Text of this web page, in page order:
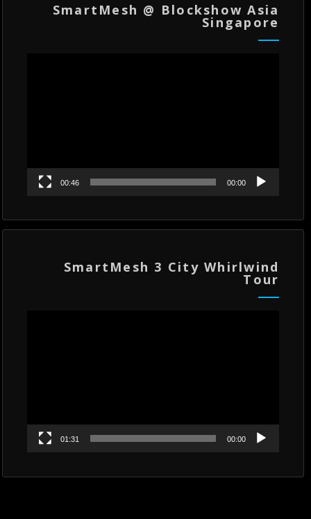
SmartMesh @ Blockshow Asia
Singapore
00:00
00:46
SmartMesh 3 City Whirlwind
Tour
00:00
01:31